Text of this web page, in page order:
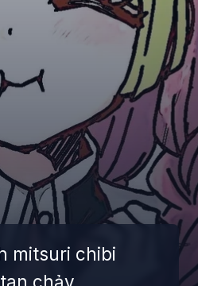
mitsuri chibi
chảy